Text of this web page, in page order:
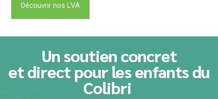
Découvrir nos LVA
Un soutien concret
et direct pour les enfants du
Colibri